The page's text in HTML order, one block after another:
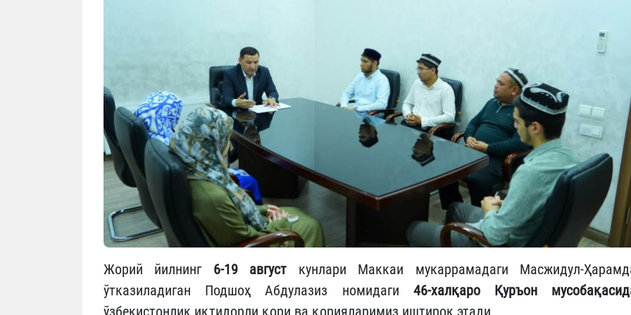
Жорий йилнинг 6-19 август кунлари Маккаи мукаррамадаги Масжидул-
ўтказиладиган Подшоҳ Абдулазиз номидаги 46-халқаро Қуръон